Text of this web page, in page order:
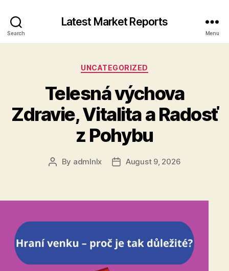
Search
Latest Market Reports
Menu
Categories
UNCATEGORIZED
Telesná výchova
Zdravie, Vitalita a Radosť
z Pohybu
Post
By admlnlx
PostAugust 9, 2026